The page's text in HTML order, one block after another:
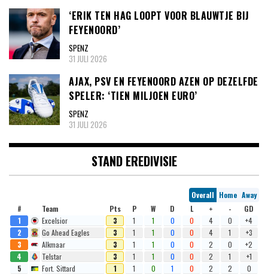
‘ERIK TEN HAG LOOPT VOOR BLAUWTJE BIJ
FEYENOORD’
SPENZ
31 JULI 2026
AJAX, PSV EN FEYENOORD AZEN OP DEZELFDE
SPELER: ‘TIEN MILJOEN EURO’
SPENZ
31 JULI 2026
STAND EREDIVISIE
Overall Home Away
#
Team Pts P W D L + -
GD
1
Excelsior 3 1 1 0 0 4 0
+4
2
Go Ahead Eagles 3 1 1 0 0 4 1
+3
3
Alkmaar 3 1 1 0 0 2 0
+2
4
Telstar 3 1 1 0 0 2 1
+1
5
Fort. Sittard 1 1 0 1 0 2 2
0